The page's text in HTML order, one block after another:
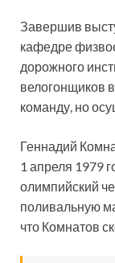
Завершив
кафедре
дорожного
велогонщиков
команду, но
Геннадий
1 апреля 1979
олимпийский
поливальную
что Комнатов